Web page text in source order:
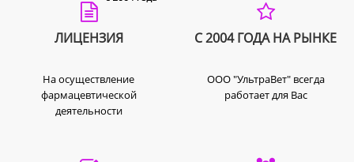
ЛИЦЕНЗИЯ
На осуществление
фармацевтической
деятельности
С 2004 ГОДА НА РЫНКЕ
ООО "УльтраВет" всегда
работает для Вас